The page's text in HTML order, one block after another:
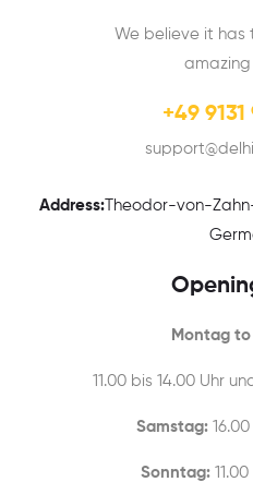
We believe it
amazing
+49
Address:Theodor-von-Zahn-
Montag
11.00 bis 14.00 Uhr
Samstag:
Sonntag:11.00